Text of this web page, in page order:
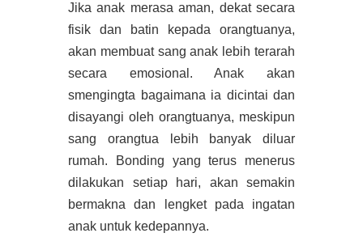
Jika anak merasa aman, dekat secara
fisik dan batin kepada orangtuanya,
akan membuat sang anak lebih terarah
secara emosional. Anak akan
smengingta bagaimana ia dicintai dan
disayangi oleh orangtuanya, meskipun
sang orangtua lebih banyak diluar
rumah. Bonding yang terus menerus
dilakukan setiap hari, akan semakin
bermakna dan lengket pada ingatan
anak untuk kedepannya.